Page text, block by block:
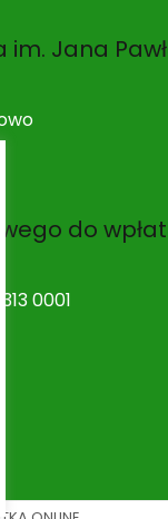
im. Jana
do wpłat
0001